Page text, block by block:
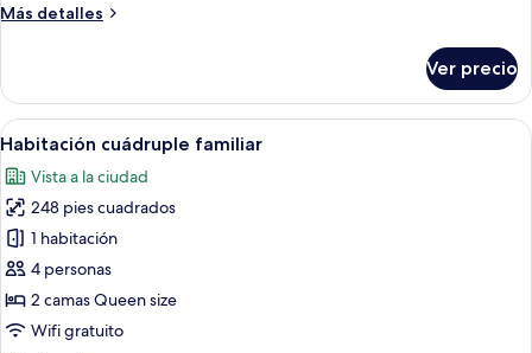
Shower
Más detalles
Más
Double
Room
with
Ver precio
Abrir
todas
las
fotos
de
Habitación
cuádruple
familiar
Una habitación de hotel moderna
5
Habitación cuádruple familiar
Vista a la ciudad
248 pies cuadrados
1 habitación
4 personas
2 camas Queen size
Wifi gratuito